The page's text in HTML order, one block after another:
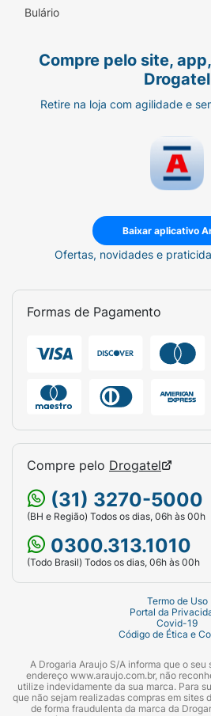
Bulário
Compre pelo site,
Drogatel
Retire na loja com agilidade e
Baixar aplicativo
Ofertas, novidades e
Formas de Pagamento
Compre pelo Drogatel
(31) 3270-5000
(BH e Região) Todos os dias, 06h às 00h
0300.313.1010
(Todo Brasil) Todos os dias, 06h às 00h
Termo de Uso
Portal da
Covid-19
Código de Ética e
A Drogaria Araujo S/A informa que o
endereço www.araujo.com.br, não
utilize indevidamente da sua marca. Para
que não sejam realizadas compras em sites
de forma fraudulenta da marca da